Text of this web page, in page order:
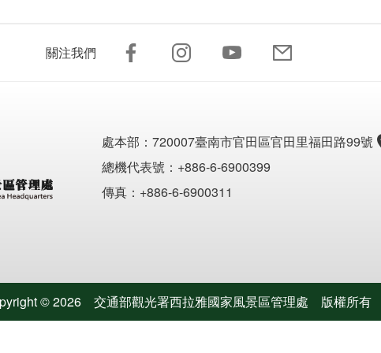
關注我們
處本部： 720007臺南市官田區官田里福田路99號
總機代表號：+886-6-6900399
傳真：+886-6-6900311
©2026 交通部觀光署西拉雅國家風景區管理處 版權所有